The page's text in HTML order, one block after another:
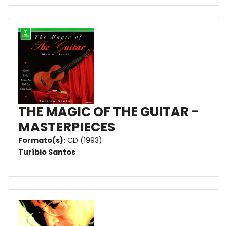
THE MAGIC OF THE GUITAR -
MASTERPIECES
Formato(s): CD (1993)
Turíbio Santos